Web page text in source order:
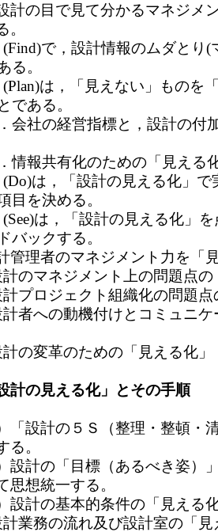
計の目で見て分かるマネジメ
。
(Find)で，設計情報のムダとり
る。
(Plan)は，「見えない」ものを
である。
会社の経営指標と，設計の付
情報共有化のための「見える
(Do)は，「設計の見える化」
目を決める。
(See)は，「設計の見える化」
バックする。
管理者のマネジメント力を「
計のマネジメント上の問題点
計プロジェクト組織化の問題
計者への動機付けとコミュニ
の変革のための「見える化」
計の見える化」とその手順
「設計の５Ｓ（整理・整頓・
る。
設計の「目標（あるべき姿）
思想統一する。
設計の基本的条件の「見える
計業務の流れ及び設計室の「見